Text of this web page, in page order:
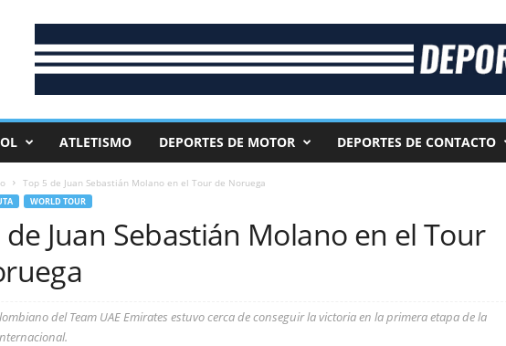
ATLETISMO DEPORTES DE MOTOR DEPORTES DE CONTACTO
Top 5 de Juan Sebastián Molano en el Tour de Noruega
WORLD TOUR
de Juan Sebastián Molano en el Tour
del Team UAE Emirates estuvo cerca de conseguir la victoria en la primera etapa de la